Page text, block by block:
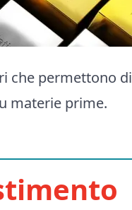
che permettono di
materie prime.